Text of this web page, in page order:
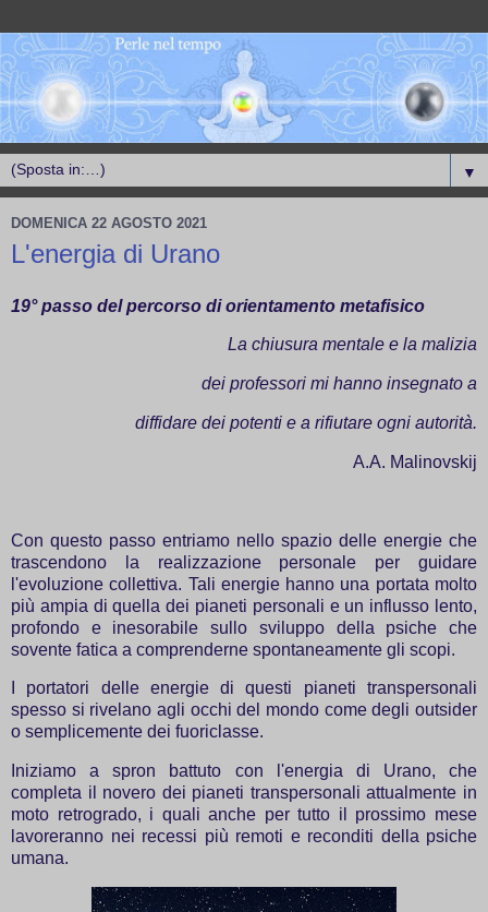
▼
DOMENICA 22 AGOSTO 2021
L'energia di Urano
19° passo del percorso di orientamento metafisico
La chiusura mentale e la malizia
dei professori mi hanno insegnato a
diffidare dei potenti e a rifiutare ogni autorità.
A.A. Malinovskij
Con questo passo entriamo nello spazio delle energie che
trascendono la realizzazione personale per guidare
l'evoluzione collettiva. Tali energie hanno una portata molto
più ampia di quella dei pianeti personali e un influsso lento,
profondo e inesorabile sullo sviluppo della psiche che
sovente fatica a comprenderne spontaneamente gli scopi.
I portatori delle energie di questi pianeti transpersonali
spesso si rivelano agli occhi del mondo come degli outsider
o semplicemente dei fuoriclasse.
Iniziamo a spron battuto con l'energia di Urano, che
completa il novero dei pianeti transpersonali attualmente in
moto retrogrado, i quali anche per tutto il prossimo mese
lavoreranno nei recessi più remoti e reconditi della psiche
umana.